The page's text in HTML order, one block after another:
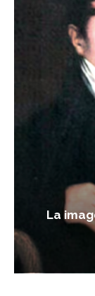
La